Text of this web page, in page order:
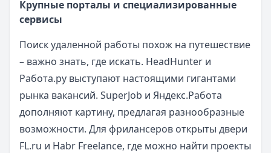
Крупные порталы и специализированные
сервисы
Поиск удаленной работы похож на путешествие
– важно знать, где искать. HeadHunter и
Работа.ру выступают настоящими гигантами
рынка вакансий. SuperJob и Яндекс.Работа
дополняют картину, предлагая разнообразные
возможности. Для фрилансеров открыты двери
FL.ru и Habr Freelance, где можно найти проекты